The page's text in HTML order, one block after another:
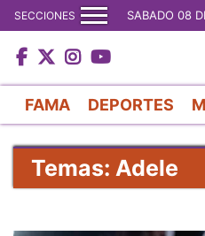
SECCIONES SABADO 08
FAMA DEPORTES
Temas: Adele